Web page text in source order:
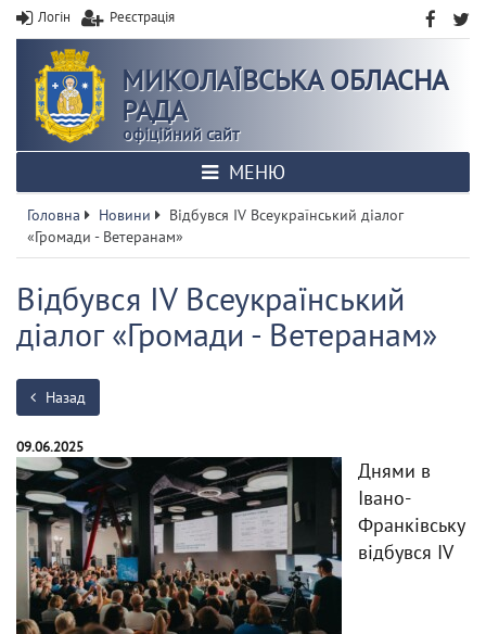
Логін Реєстрація
МИКОЛАЇВСЬКА ОБЛАСНА
РАДА
офіційний сайт
МЕНЮ
Головна Новини
Відбувся IV Всеукраїнський діалог
«Громади - Ветеранам»
Відбувся IV Всеукраїнський
діалог «Громади - Ветеранам»
Назад
09.06.2025
Днями в
Івано-
Франківську
відбувся IV